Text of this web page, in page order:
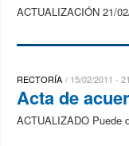
ACTUALIZACIÓN 21/
RECTORÍA 15/02/2011 -
Acta de
ACTUALIZADO Puede